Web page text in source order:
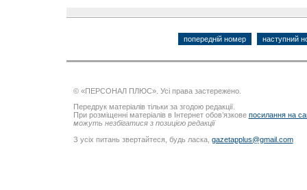
попередній номер наступний
© «ПЕРСОНАЛ ПЛЮС». Усі права застережено.
Передрук матеріалів тільки за згодою редакції.
При розміщенні матеріалів в Інтернет обов’язкове посилання на
можуть незбігатися з позицією редакції
З усіх питань звертайтеся, будь ласка, gazetapplus@gmail.com